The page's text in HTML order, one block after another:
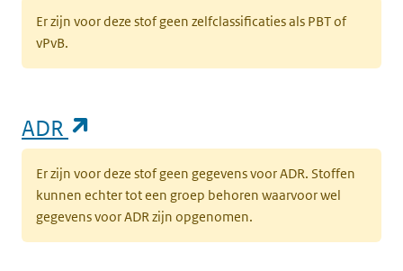
Er zijn voor deze stof geen zelfclassificaties als PBT of
vPvB.
ADR
Er zijn voor deze stof geen gegevens voor ADR. Stoffen
kunnen echter tot een groep behoren waarvoor wel
gegevens voor ADR zijn opgenomen.